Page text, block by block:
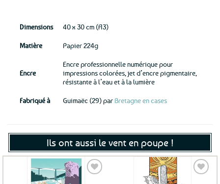
Dimensions 40 x 30 cm (A3)
Matière Papier 224g
Encre
Encre professionnelle numérique pour
impressions colorées, jet d’encre pigmentaire,
résistante à l’eau et à la lumière
Fabriqué à Guimaëc (29) par Bretagne en cases
Ils ont aussi le vent en poupe !